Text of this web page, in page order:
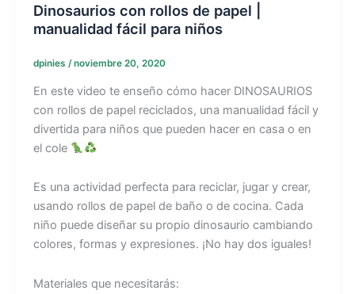
Dinosaurios con rollos de papel |
manualidad fácil para niños
dpinies /noviembre 20, 2020
En este video te enseño cómo hacer DINOSAURIOS
con rollos de papel reciclados, una manualidad fácil y
divertida para niños que pueden hacer en casa o en
el cole
Es una actividad perfecta para reciclar, jugar y crear,
usando rollos de papel de baño o de cocina. Cada
niño puede diseñar su propio dinosaurio cambiando
colores, formas y expresiones. ¡No hay dos iguales!
Materiales que necesitarás: